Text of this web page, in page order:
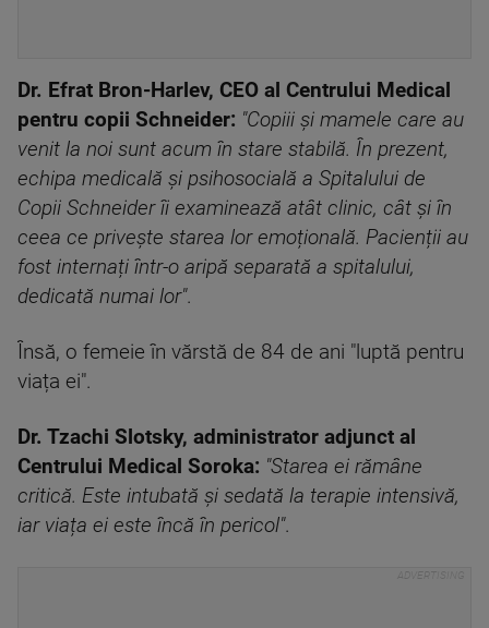
Dr. Efrat Bron-Harlev, CEO al Centrului Medical
pentru copii Schneider: "Copiii și mamele care au
venit la noi sunt acum în stare stabilă. În prezent,
echipa medicală și psihosocială a Spitalului de
Copii Schneider îi examinează atât clinic, cât și în
ceea ce privește starea lor emoțională. Pacienții au
fost internați într-o aripă separată a spitalului,
dedicată numai lor".
Însă, o femeie în vărstă de 84 de ani "luptă pentru
viața ei".
Dr. Tzachi Slotsky, administrator adjunct al
Centrului Medical Soroka: "Starea ei rămâne
critică. Este intubată și sedată la terapie intensivă,
iar viața ei este încă în pericol".